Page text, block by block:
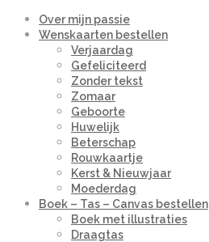
Over mijn passie
Wenskaarten bestellen
Verjaardag
Gefeliciteerd
Zonder tekst
Zomaar
Geboorte
Huwelijk
Beterschap
Rouwkaartje
Kerst & Nieuwjaar
Moederdag
Boek – Tas – Canvas bestellen
Boek met illustraties
Draagtas